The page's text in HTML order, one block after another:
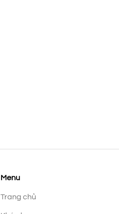
Menu
Trang chủ